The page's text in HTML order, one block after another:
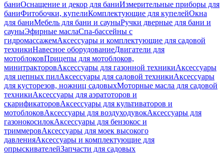
баниОснащение и декор для баниИзмерительные приборы для
баниФитобочки, купелиКомплектующие для купелейОкна
для баниМебель для бани и сауныРучки дверные для бани и
сауныЭфирные маслаСпа-бассейны с
гидромассажемАксессуары и комплектующие для садовой
техникиНавесное оборудованиеДвигатели для
мотоблоковПрицепы для мотоблоков,
минитракторовАксессуары для газонной техникиАксессуары
для цепных пилАксессуары для садовой техникиАксессуары
для кусторезов, ножниц садовыхМоторные масла для садовой
техникиАксессуары для аэратоторов и
скарификаторовАксессуары для культиваторов и
мотоблоковАксессуары для воздуходувокАксессуары для
газонокосилокАксессуары для бензокос и
триммеровАксессуары для моек высокого
давленияАксессуары и комплектующие для
опрыскивателейЗапчасти для садовых